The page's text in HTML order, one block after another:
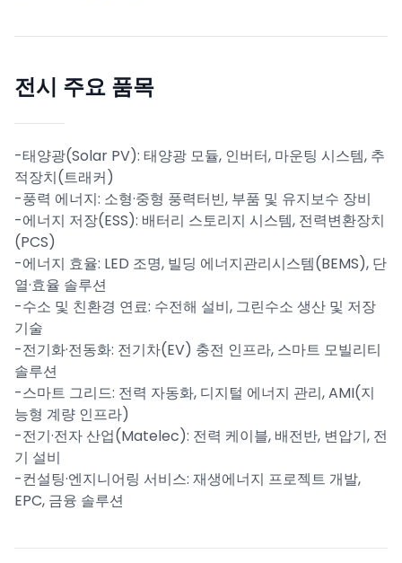
전시 주요 품목
-태양광(Solar PV): 태양광 모듈, 인버터, 마운팅 시스템, 추
적장치(트래커)
-풍력 에너지: 소형·중형 풍력터빈, 부품 및 유지보수 장비
-에너지 저장(ESS): 배터리 스토리지 시스템, 전력변환장치
(PCS)
-에너지 효율: LED 조명, 빌딩 에너지관리시스템(BEMS), 단
열·효율 솔루션
-수소 및 친환경 연료: 수전해 설비, 그린수소 생산 및 저장
기술
-전기화·전동화: 전기차(EV) 충전 인프라, 스마트 모빌리티
솔루션
-스마트 그리드: 전력 자동화, 디지털 에너지 관리, AMI(지
능형 계량 인프라)
-전기·전자 산업(Matelec): 전력 케이블, 배전반, 변압기, 전
기 설비
-컨설팅·엔지니어링 서비스: 재생에너지 프로젝트 개발,
EPC, 금융 솔루션